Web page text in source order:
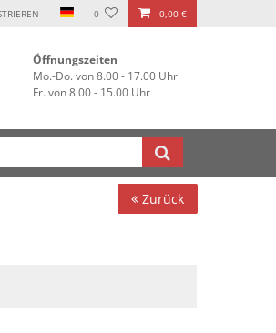
0 0,00 €
Öffnungszeiten
Mo.-Do. von 8.00 - 17.00 Uhr
Fr. von 8.00 - 15.00 Uhr
Zurück